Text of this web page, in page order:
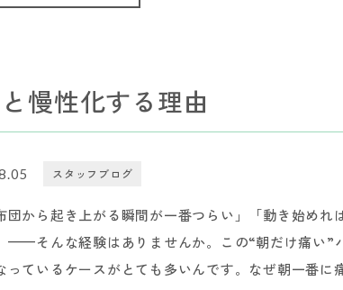
慢性化する理由
スタッフブログ
団から起き上がる瞬間が一番つらい」「動き始め
——そんな経験はありませんか。この“朝だけ痛い”
っているケースがとても多いんです。なぜ朝一番に